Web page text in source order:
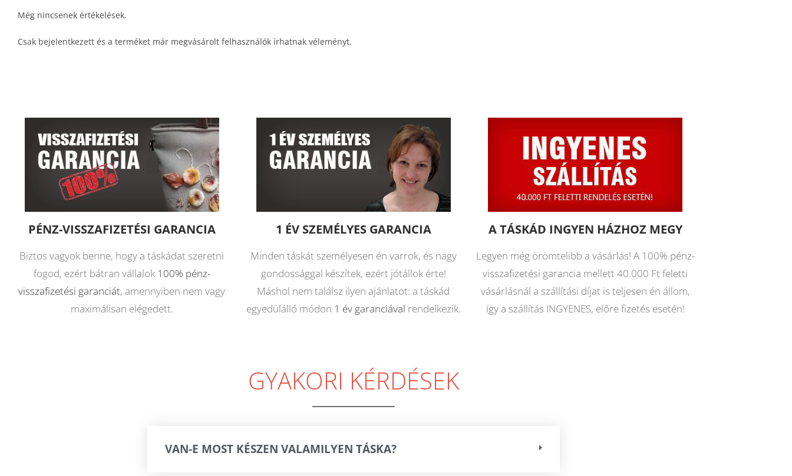
Még nincsenek értékelések.
Csak bejelentkezett és a terméket már megvásárolt felhasználók írhatnak véleményt.
PÉNZ-VISSZAFIZETÉSI GARANCIA
Biztos vagyok benne, hogy a táskádat szeretni
fogod, ezért bátran vállalok 100% pénz-
visszafizetési garanciát, amennyiben nem vagy
maximálisan elégedett.
1 ÉV SZEMÉLYES GARANCIA
Minden táskát személyesen én varrok, és nagy
gondossággal készítek, ezért jótállok érte!
Máshol nem találsz ilyen ajánlatot: a táskád
egyedülálló módon 1 év garanciával rendelkezik.
A TÁSKÁD INGYEN HÁZHOZ MEGY
Legyen még örömtelibb a vásárlás! A 100% pénz-
visszafizetési garancia mellett 40.000 Ft feletti
vásárlásnál a szállítási díjat is teljesen én állom,
így a szállítás INGYENES, előre fizetés esetén!
GYAKORI KÉRDÉSEK
VAN-E MOST KÉSZEN VALAMILYEN TÁSKA?